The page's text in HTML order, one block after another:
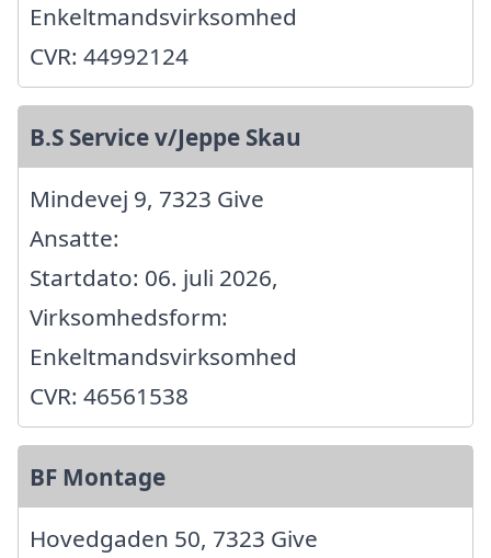
Enkeltmandsvirksomhed
CVR: 44992124
B.S Service v/Jeppe Skau
Mindevej 9, 7323 Give
Ansatte:
Startdato: 06. juli 2026,
Virksomhedsform:
Enkeltmandsvirksomhed
CVR: 46561538
BF Montage
Hovedgaden 50, 7323 Give